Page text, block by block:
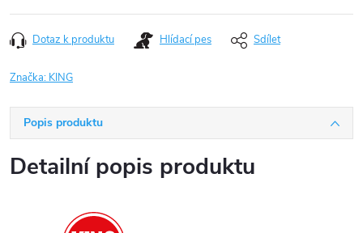
Dotaz k produktu Hlídací pes Sdílet
Značka: KING
Popis produktu
Detailní popis produktu